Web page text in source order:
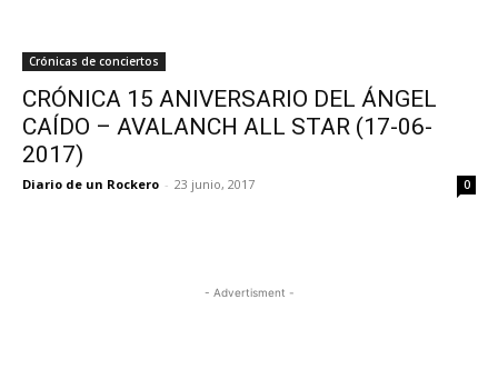
Crónicas de conciertos
CRÓNICA 15 ANIVERSARIO DEL ÁNGEL
CAÍDO – AVALANCH ALL STAR (17-06-
2017)
Diario de un Rockero - 23 junio, 2017 0
- Advertisment -